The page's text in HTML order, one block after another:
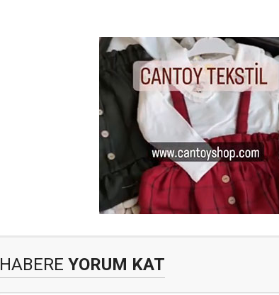
HABERE YORUM KAT